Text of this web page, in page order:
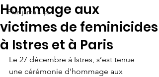
Plus jamais ça
Hommage aux
victimes de feminicides
à Istres et à Paris
Le 27 décembre à Istres, s’est tenue
une cérémonie d’hommage aux